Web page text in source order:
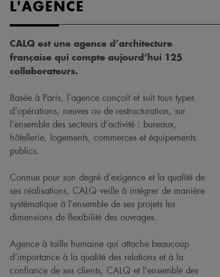
L'AGENCE
CALQ est une agence d’architecture
française qui compte aujourd’hui 125
collaborateurs.
Basée à Paris, l’agence conçoit et suit tous types
d’opérations, neuves ou de restructuration, sur
l’ensemble des secteurs d’activité : bureaux,
hôtellerie, logements, commerces et équipements
publics.
Connue pour son degré d’exigence et la qualité de
ses réalisations, CALQ veille à intégrer de manière
systématique à l’ensemble de ses projets les
dimensions de flexibilité des ouvrages.
Agence à taille humaine qui attache beaucoup
d’importance à la qualité des relations et à la
confiance de ses clients, CALQ et l’ensemble des